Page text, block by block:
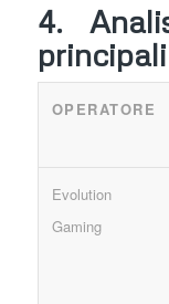
4.
OPERATORE
Evolution
Gaming